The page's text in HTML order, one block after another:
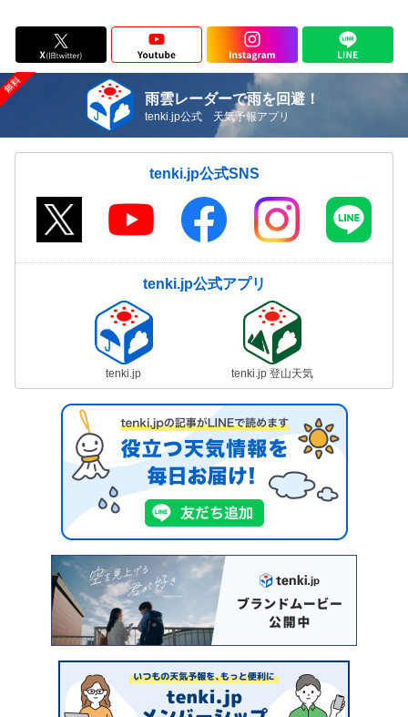
雨雲レーダーで雨を回避！
tenki.jp公式 天気予報アプリ
tenki.jp公式SNS
tenki.jp公式アプリ
tenki.jp tenki.jp 登山天気